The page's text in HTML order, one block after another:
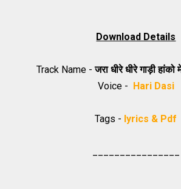
Download Details
Track Name -जरा धीरे धीरे गाड़ी हांको
Voice - Hari Dasi
Tags - lyrics & Pdf